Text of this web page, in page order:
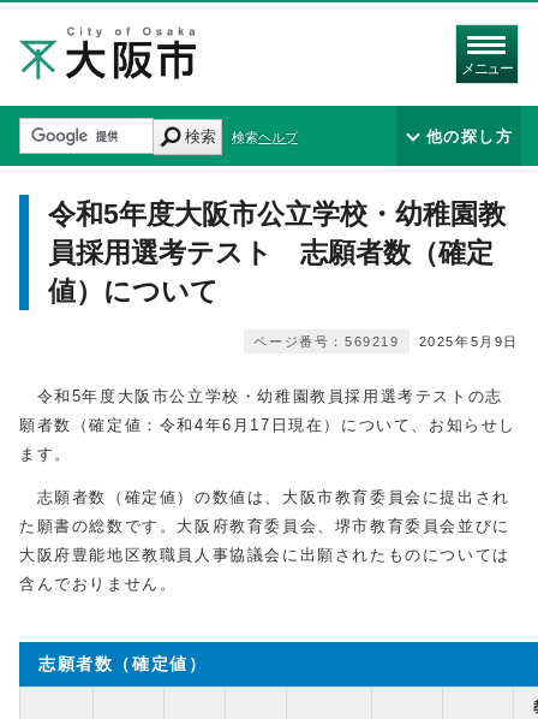
メニュー
検索 検索ヘルプ 他の探し方
令和5年度大阪市公立学校・幼稚園教
員採用選考テスト 志願者数（確定
値）について
2025年5月9日
ページ番号：569219
令和5年度大阪市公立学校・幼稚園教員採用選考テストの志
願者数（確定値：令和4年6月17日現在）について、お知らせし
ます。
志願者数（確定値）の数値は、大阪市教育委員会に提出され
た願書の総数です。大阪府教育委員会、堺市教育委員会並びに
大阪府豊能地区教職員人事協議会に出願されたものについては
含んでおりません。
志願者数（確定値）